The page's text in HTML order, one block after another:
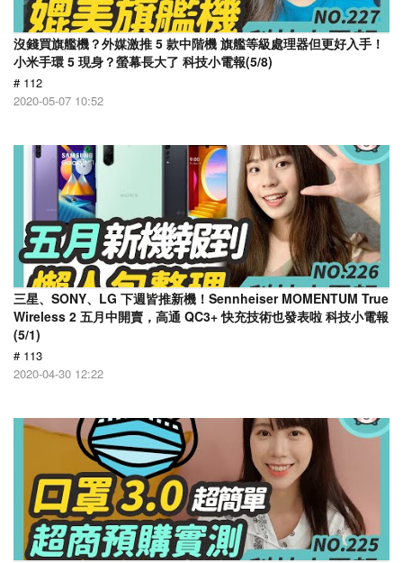
沒錢買旗艦機？外媒激推 5 款中階機 旗艦等級處理器但更好入手！
小米手環 5 現身？螢幕長大了 科技小電報(5/8)
# 112
2020-05-07 10:52
三星、SONY、LG 下週皆推新機！Sennheiser MOMENTUM True
Wireless 2 五月中開賣，高通 QC3+ 快充技術也發表啦 科技小電報
(5/1)
# 113
2020-04-30 12:22